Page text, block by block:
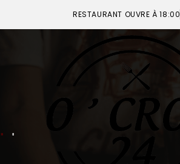
RESTAURANT OUVRE À 18:00